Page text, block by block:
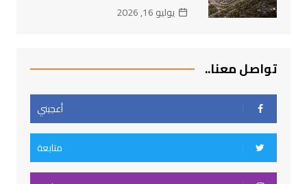
يوليو 16, 2026
تواصل معنا..
أعجبني
متابعة